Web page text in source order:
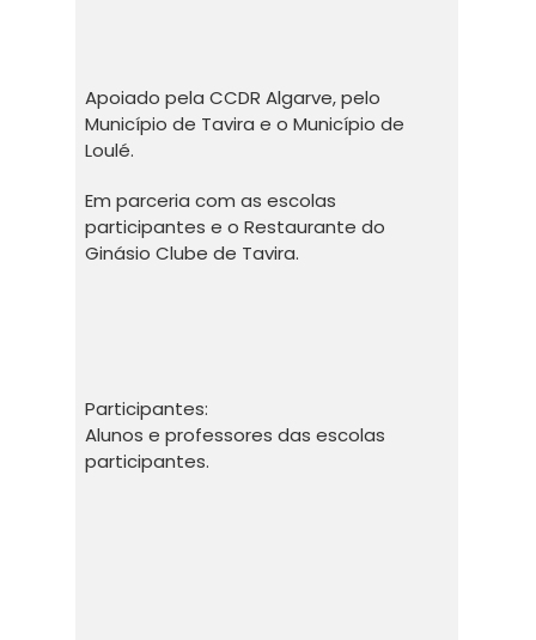
Apoiado pela CCDR Algarve, pelo
Município de Tavira e o Município de
Loulé.
Em parceria com as escolas
participantes e o Restaurante do
Ginásio Clube de Tavira.
Participantes:
Alunos e professores das escolas
participantes.